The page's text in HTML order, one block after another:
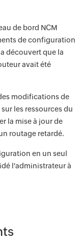
de bord NCM
de configuration
découvert que la
avait été
modifications de
les ressources du
la mise à jour de
routage retardé.
en un seul
l'administrateur à